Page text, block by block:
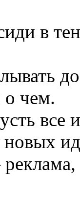
в
о чем.
все
новых